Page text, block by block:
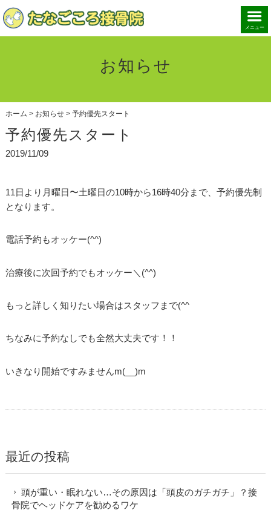
メニュー
お知らせ
ホーム > お知らせ> 予約優先スタート
予約優先スタート
2019/11/09
11日より月曜日〜土曜日の10時から16時40分まで、予約優先制
となります。
電話予約もオッケー(^^)
治療後に次回予約でもオッケー＼(^^)
もっと詳しく知りたい場合はスタッフまで(^^ゞ
ちなみに予約なしでも全然大丈夫です！！
いきなり開始ですみませんm(__)m
最近の投稿
頭が重い・眠れない…その原因は「頭皮のガチガチ」？接
骨院でヘッドケアを勧めるワケ